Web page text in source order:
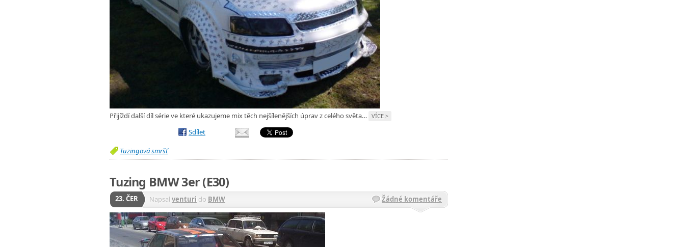
Přijíždí další díl série ve které ukazujeme mix těch nejšílenějších úprav z celého světa… VÍCE >
Sdílet
Tuzingová smršť
Tuzing BMW 3er (E30)
23. ČER Napsal venturi do BMW Žádné komentáře